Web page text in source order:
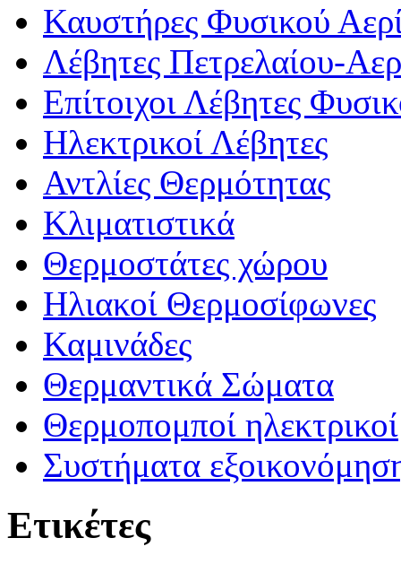
Καυστήρες Φυσικού
Λέβητες Πετρελαίου-
Επίτοιχοι Λέβητες
Ηλεκτρικοί Λέβητες
Αντλίες Θερμότητας
Κλιματιστικά
Θερμοστάτες χώρου
Ηλιακοί Θερμοσίφωνες
Καμινάδες
Θερμαντικά Σώματα
Θερμοπομποί ηλεκτρικοί
Συστήματα
Ετικέτες